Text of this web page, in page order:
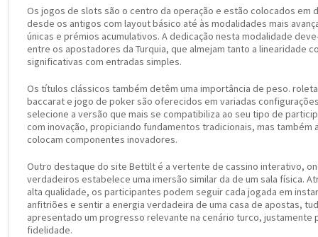
Os jogos de slots são o centro da operação e estão colocados
desde os antigos com layout básico até às modalidades mais
únicas e prémios acumulativos. A dedicação nesta modalidade
entre os apostadores da Turquia, que almejam tanto a linearidade
significativas com entradas simples.
Os títulos clássicos também detêm uma importância de peso.
baccarat e jogo de poker são oferecidos em variadas
selecione a versão que mais se compatibiliza ao seu tipo de
com inovação, propiciando fundamentos tradicionais, mas também
colocam componentes inovadores.
Outro destaque do site Bettilt é a vertente de cassino interativo,
verdadeiros estabelece uma imersão similar da de um sala física.
alta qualidade, os participantes podem seguir cada jogada em
anfitriões e sentir a energia verdadeira de uma casa de apostas,
apresentado um progresso relevante na cenário turco, justamente
fidelidade.